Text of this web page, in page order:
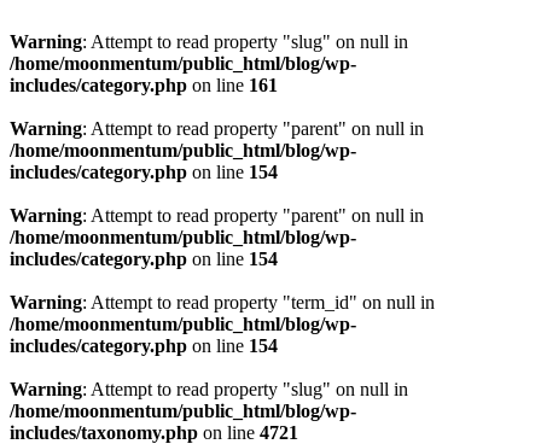
Warning: Attempt to read property "slug" on null in
/home/moonmentum/public_html/blog/wp-
includes/category.php on line 161
Warning: Attempt to read property "parent" on null in
/home/moonmentum/public_html/blog/wp-
includes/category.php on line 154
Warning: Attempt to read property "parent" on null in
/home/moonmentum/public_html/blog/wp-
includes/category.php on line 154
Warning: Attempt to read property "term_id" on null in
/home/moonmentum/public_html/blog/wp-
includes/category.php on line 154
Warning: Attempt to read property "slug" on null in
/home/moonmentum/public_html/blog/wp-
includes/taxonomy.php on line 4721